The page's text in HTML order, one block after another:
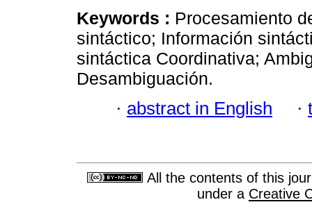
Keywords : Procesamiento
sintáctico; Información
sintáctica Coordinativa;
Desambiguación.
· abstract in English ·
All the contents of this
under a Creative